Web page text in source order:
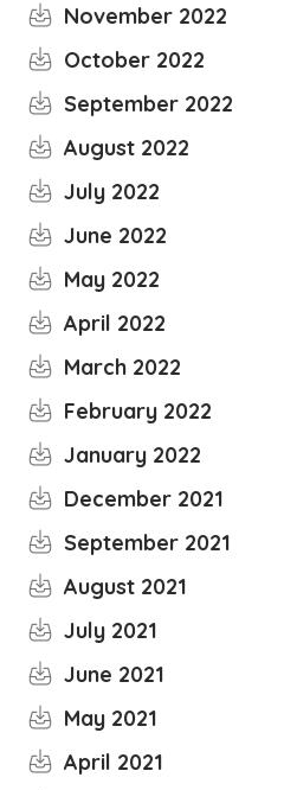
November 2022
October 2022
September 2022
August 2022
July 2022
June 2022
May 2022
April 2022
March 2022
February 2022
January 2022
December 2021
September 2021
August 2021
July 2021
June 2021
May 2021
April 2021